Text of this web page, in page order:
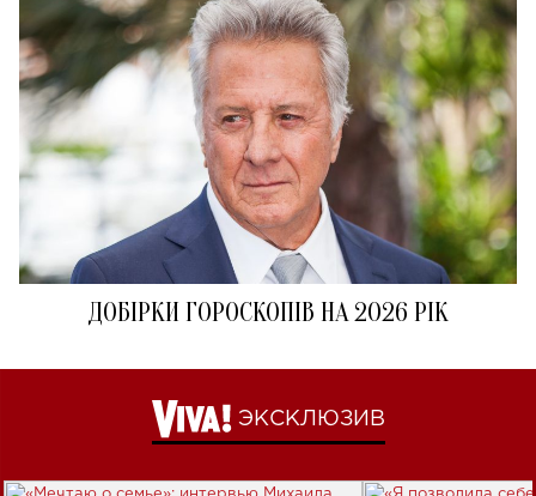
ДОБІРКИ ГОРОСКОПІВ НА 2026 РІК
ЭКСКЛЮЗИВ